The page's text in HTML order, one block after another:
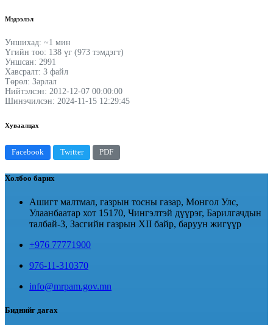
Мэдээлэл
Уншихад: ~1 мин
Үгийн тоо: 138 үг (973 тэмдэгт)
Уншсан: 2991
Хавсралт: 3 файл
Төрөл: Зарлал
Нийтэлсэн: 2012-12-07 00:00:00
Шинэчилсэн: 2024-11-15 12:29:45
Хуваалцах
Facebook Twitter PDF
Холбоо барих
Ашигт малтмал, газрын тосны газар, Монгол Улс,
Улаанбаатар хот 15170, Чингэлтэй дүүрэг, Барилгачдын
талбай-3, Засгийн газрын XII байр, баруун жигүүр
+976 77771900
976-11-310370
info@mrpam.gov.mn
Биднийг дагах